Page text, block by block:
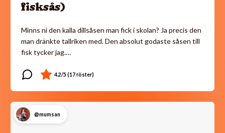
fisksås)
Minns ni den kalla dillsåsen man fick i skolan? Ja precis den
man dränkte tallriken med. Den absolut godaste såsen till
fisk tycker jag.…
@mumsan